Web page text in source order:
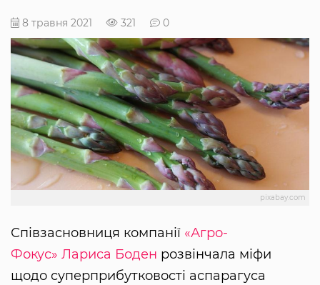
8 травня 2021 321 0
pixabay.com
Співзасновниця компанії «Агро-
Фокус» Лариса Боден розвінчала міфи
щодо суперприбутковості аспарагуса